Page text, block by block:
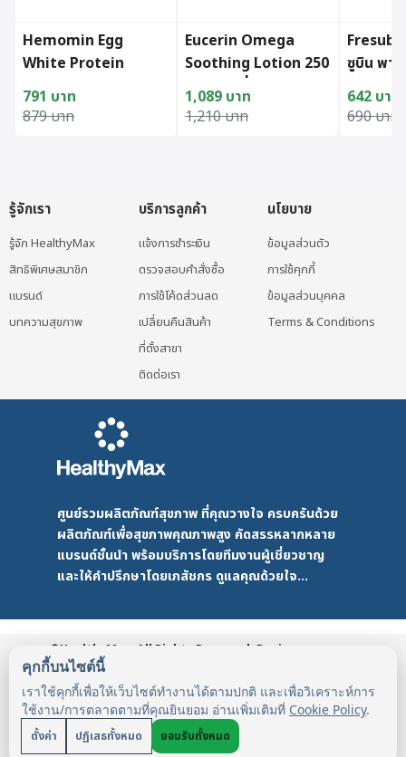
Hemomin Egg
White Protein
Powder Mango
Sticky Rice (400g.)
879บาท
Original price was: 879 บาท.
791 บาท
Current price is: 791 บาท.
Eucerin Omega
Soothing Lotion 250
ml (สูตรที่มีขายเฉพาะ
ในโรงพยาบาลและ
1,210บาท
Original price was: 1,210 บาท.
1,089 บาท
Current price is: 1,089 บาท.
ซูบิน พาว
นิลลา
690บาท
Original
642 บาท
Current
คุกกี้บนไซต์นี้
เราใช้คุกกี้เพื่อให้เว็บไซต์ทำงานได้ตามปกติ และเพื่อวิเคราะห์การ
ใช้งาน/การตลาดตามที่คุณยินยอม อ่านเพิ่มเติมที่ Cookie Policy.
ตั้งค่า ปฏิเสธทั้งหมด ยอมรับทั้งหมด
รู้จักเรา
รู้จัก HealthyMax
สิทธิพิเศษสมาชิก
แบรนด์
บทความสุขภาพ
บริการลูกค้า
แจ้งการชำระเงิน
ตรวจสอบคำสั่งซื้อ
การใช้โค้ดส่วนลด
เปลี่ยนคืนสินค้า
ที่ตั้งสาขา
ติดต่อเรา
นโยบาย
ข้อมูลส่วนตัว
การใช้คุกกี้
ข้อมูลส่วนบุคคล
Terms & Conditions
ศูนย์รวมผลิตภัณฑ์สุขภาพ ที่คุณวางใจ ครบครันด้วย
ผลิตภัณฑ์เพื่อสุขภาพคุณภาพสูง คัดสรรหลากหลาย
แบรนด์ชั้นนำ พร้อมบริการโดยทีมงานผู้เชี่ยวชาญ
และให้คำปรึกษาโดยเภสัชกร ดูแลคุณด้วยใจ...
©HealthyMax. All Rights Reserved. Design
by DMDHealthyMax